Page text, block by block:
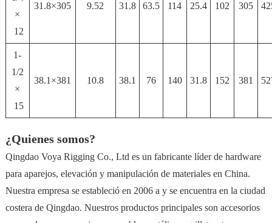
×
12
31.8×305 9.52 31.8 63.5 114 25.4 102 305
1-
1/2
×
15
38.1×381 10.8 38.1 76 140 31.8 152 381
¿Quienes somos?
Qingdao Voya Rigging Co., Ltd es un fabricante líder de hardware
para aparejos, elevación y manipulación de materiales en China.
Nuestra empresa se estableció en 2006 a y se encuentra en la ciudad
costera de Qingdao. Nuestros productos principales son accesorios